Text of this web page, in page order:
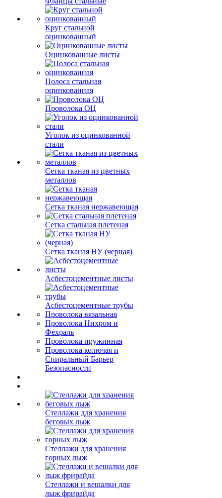
Круг стальной
оцинкованный
Оцинкованные листы
Полоса стальная
оцинкованная
Проволока ОЦ
Уголок из оцинкованной
стали
Сетка тканая из цветных
металлов
Сетка тканая нержавеющая
Сетка стальная плетеная
Сетка тканая НУ (черная)
Асбестоцементные листы
Асбестоцементные трубы
Проволока вязальная
Проволока Нихром и
Фехраль
Проволока пружинная
Проволока колючая и
Спиральный Барьер
Безопасности
Стеллажи для хранения
беговых лыж
Стеллажи для хранения
горных лыж
Стеллажи и вешалки для
лыж фрирайда